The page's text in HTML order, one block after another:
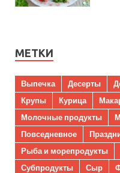
МЕТКИ
Выпечка Десерты
Крупы
Курица
Молочные продукты
Повседневное
Рыба и морепродукты
Субпродукты
Сыр